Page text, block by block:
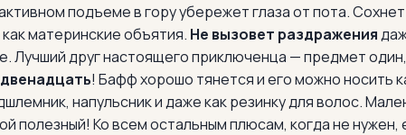
подъеме в гору убережет глаза от пота. Сохнет
материнские объятия. Не вызовет раздражения
Лучший друг настоящего приключенца — предмет
! Бафф хорошо тянется и его можно носить
напульсник и даже как резинку для волос.
полезный! Ко всем остальным плюсам, когда не нужен,